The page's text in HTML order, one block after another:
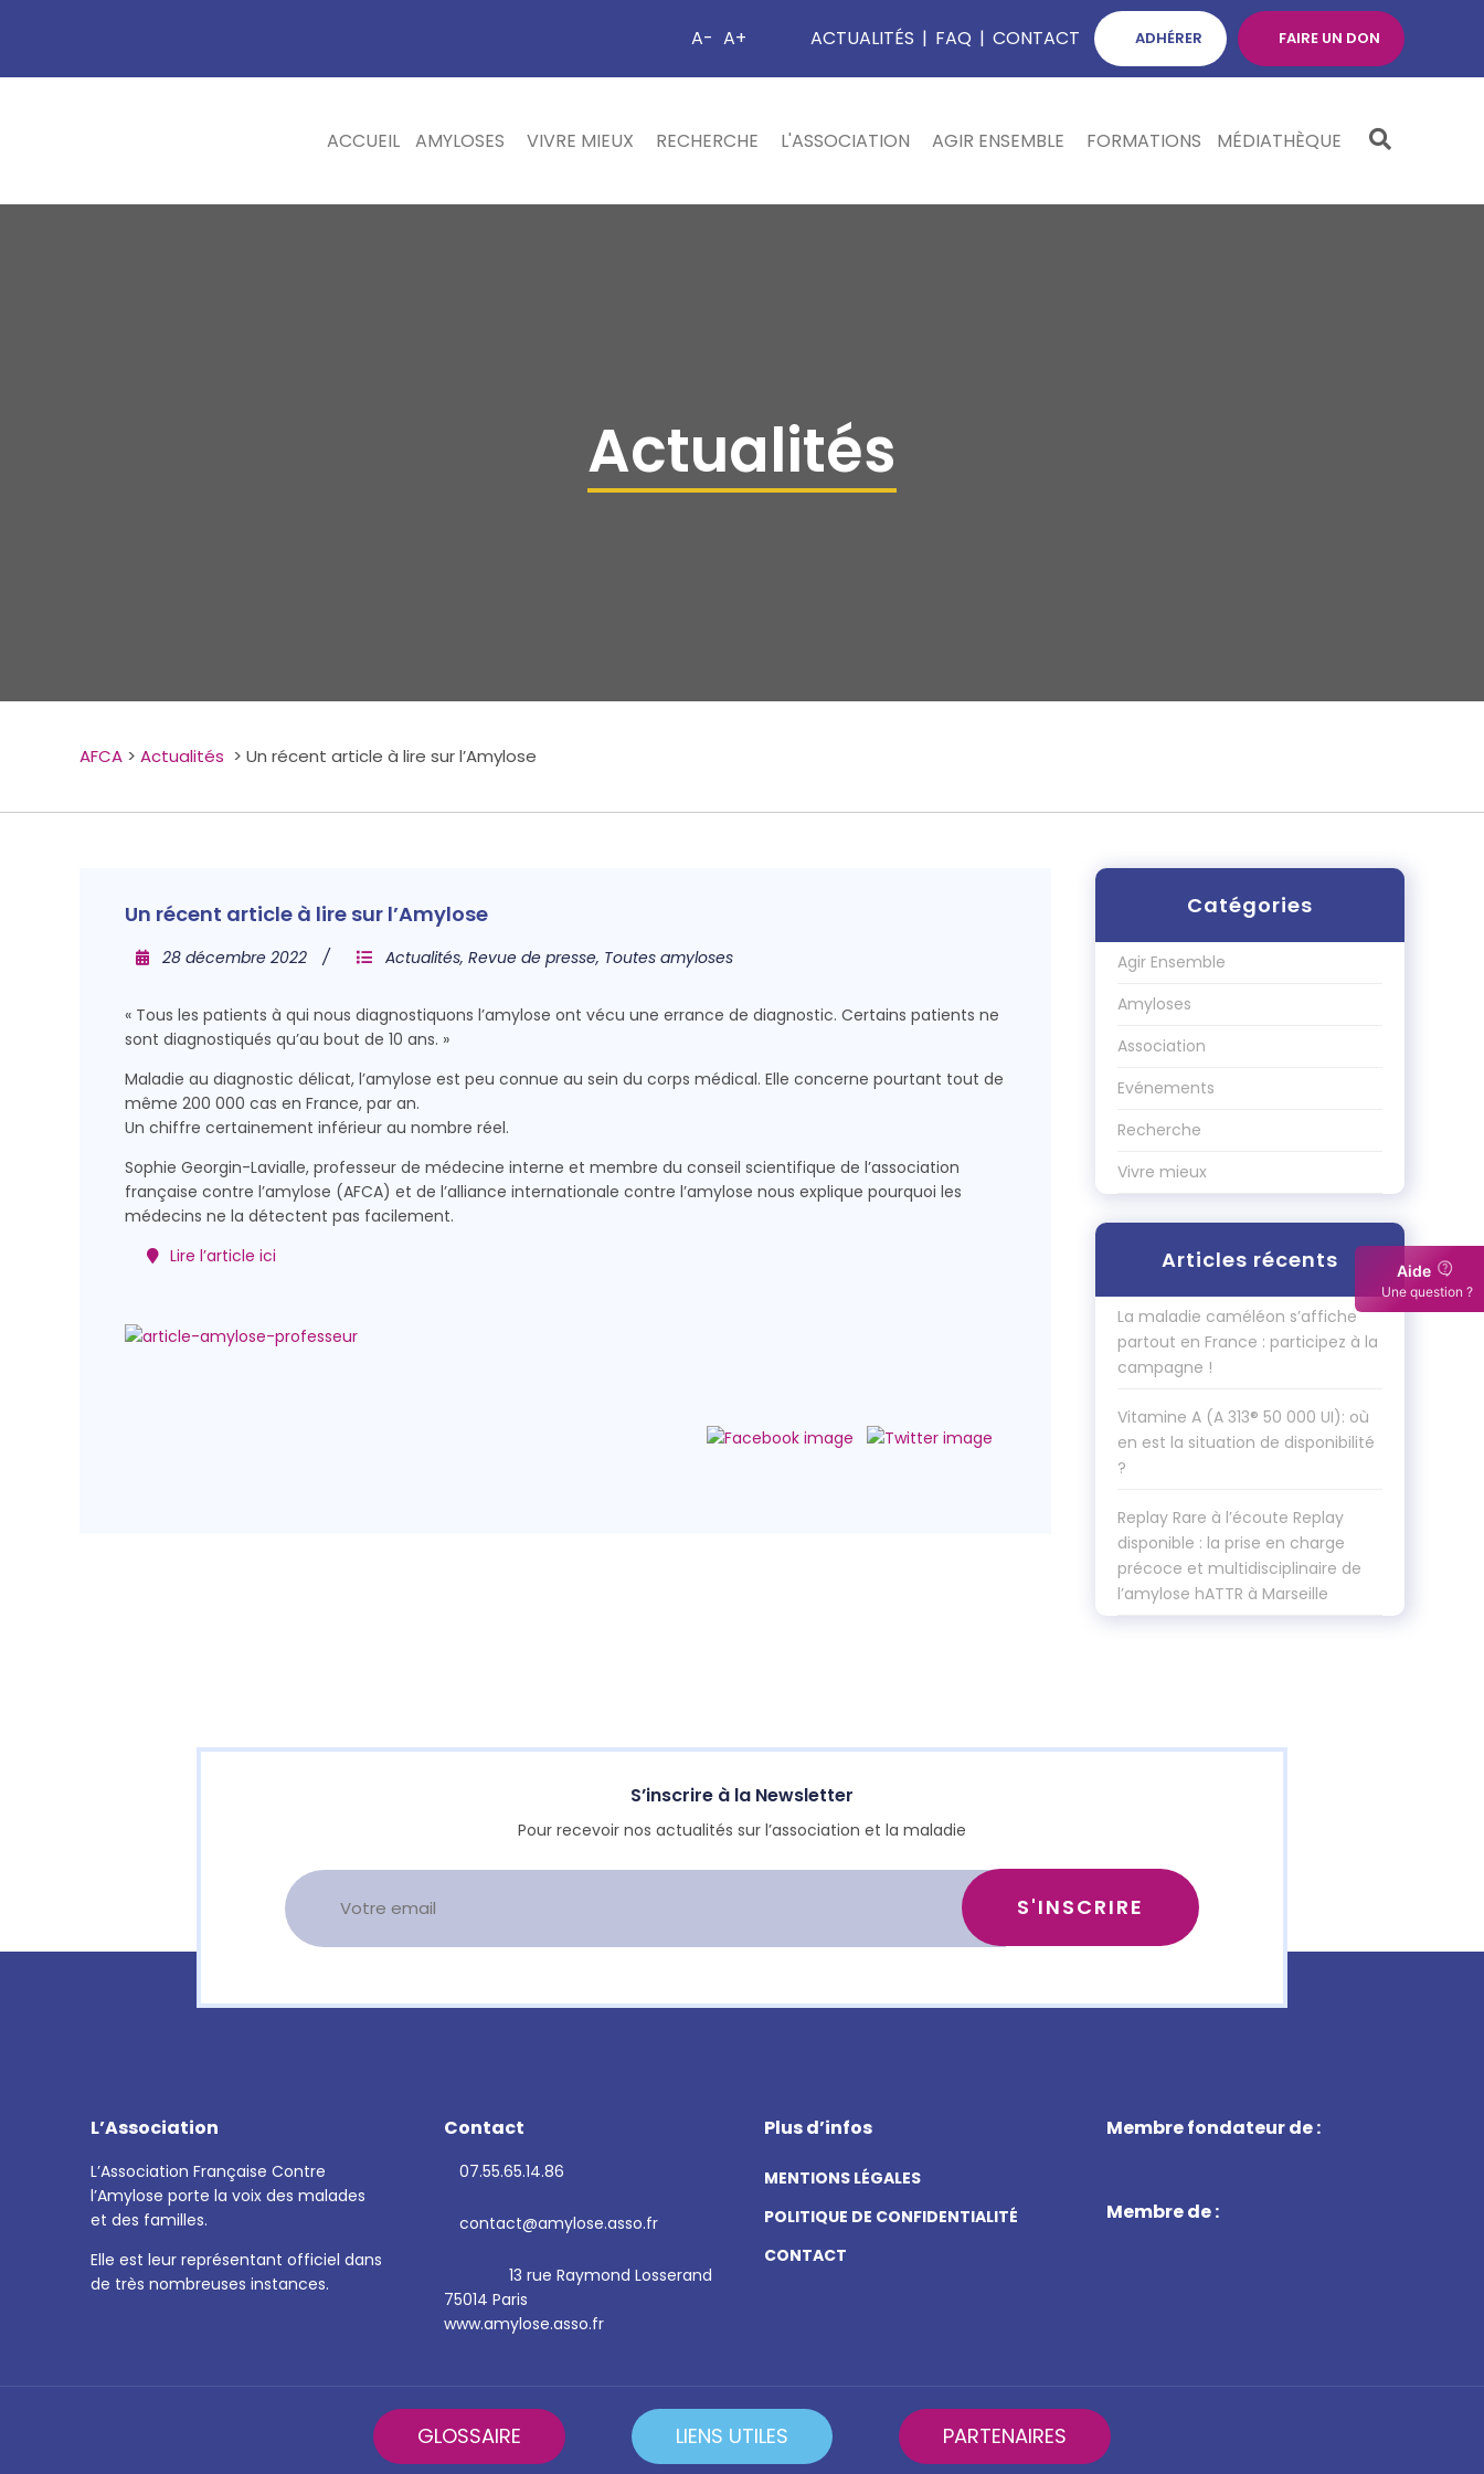
A- A+ ACTUALITÉS | FAQ | CONTACT ADHÉRER FAIRE UN DON
ACCUEIL AMYLOSES VIVRE MIEUX RECHERCHE L'ASSOCIATION AGIR ENSEMBLE FORMATIONS MÉDIATHÈQUE
Actualités
AFCA > Actualités > Un récent article à lire sur l’Amylose
Un récent article à lire sur l’Amylose
28 décembre 2022 Actualités, Revue de presse, Toutes amyloses
« Tous les patients à qui nous diagnostiquons l’amylose ont vécu une errance de diagnostic. Certains patients ne
sont diagnostiqués qu’au bout de 10 ans. »
Maladie au diagnostic délicat, l’amylose est peu connue au sein du corps médical. Elle concerne pourtant tout de
même 200 000 cas en France, par an.
Un chiffre certainement inférieur au nombre réel.
Sophie Georgin-Lavialle, professeur de médecine interne et membre du conseil scientifique de l’association
française contre l’amylose (AFCA) et de l’alliance internationale contre l’amylose nous explique pourquoi les
médecins ne la détectent pas facilement.
Lire l’article ici
Catégories
Agir Ensemble
Amyloses
Association
Evénements
Recherche
Vivre mieux
Articles récents
La maladie caméléon s’affiche
partout en France : participez à la
campagne !
Vitamine A (A 313® 50 000 UI): où
en est la situation de disponibilité
?
Replay Rare à l’écoute Replay
disponible : la prise en charge
précoce et multidisciplinaire de
l’amylose hATTR à Marseille
S’inscrire à la Newsletter
Pour recevoir nos actualités sur l’association et la maladie
L’Association
L’Association Française Contre
l’Amylose porte la voix des malades
et des familles.
Elle est leur représentant officiel dans
de très nombreuses instances.
Contact
07.55.65.14.86
contact@amylose.asso.fr
13 rue Raymond Losserand
75014 Paris
www.amylose.asso.fr
Plus d’infos
MENTIONS LÉGALES
POLITIQUE DE CONFIDENTIALITÉ
CONTACT
Membre fondateur de :
Membre de :
GLOSSAIRE LIENS UTILES PARTENAIRES
Aide
Une question ?